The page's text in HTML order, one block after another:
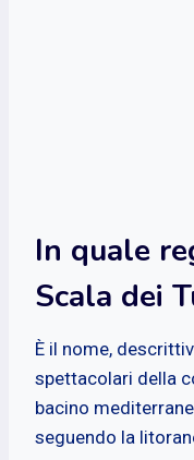
In quale
Scala dei
È il nome,
spettacolari della
bacino
seguendo la